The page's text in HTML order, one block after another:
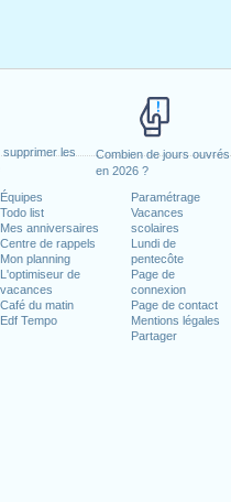
les
Combien de jours ouvrés
en 2026 ?
Équipes
Todo list
Mes anniversaires
Centre de rappels
Mon planning
L'optimiseur de
vacances
Café du matin
Edf Tempo
Paramétrage
Vacances
scolaires
Lundi de
pentecôte
Page de
connexion
Page de contact
Mentions légales
Partager